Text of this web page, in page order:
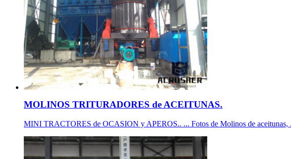
MOLINOS TRITURADORES de ACEITUNAS.
MINI TRACTORES de OCASION y APEROS.. ... Fotos de Molinos de aceitunas,